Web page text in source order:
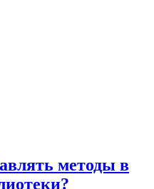
методы в